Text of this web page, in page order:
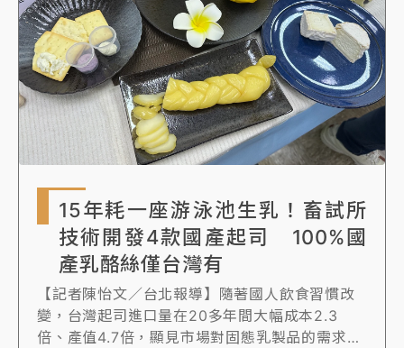
15年耗一座游泳池生乳！畜試所
技術開發4款國產起司 100%國
產乳酪絲僅台灣有
【記者陳怡文／台北報導】隨著國人飲食習慣改
變，台灣起司進口量在20多年間大幅成本2.3
倍、產值4.7倍，顯見市場對固態乳製品的需求與